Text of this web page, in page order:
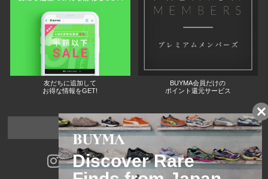
友だちに追加して
お得な情報をGET!
BUYMA会員だけの
ポイント還元サービス
ページトップへ